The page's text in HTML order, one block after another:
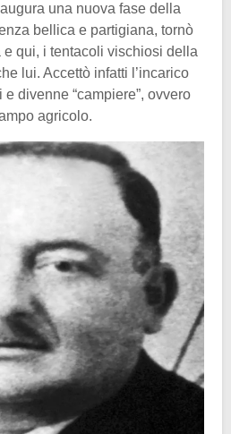
una nuova fase della
bellica e partigiana, tornò
qui, i tentacoli vischiosi della
lui. Accettò infatti l’incarico
divenne “campiere”, ovvero
agricolo.